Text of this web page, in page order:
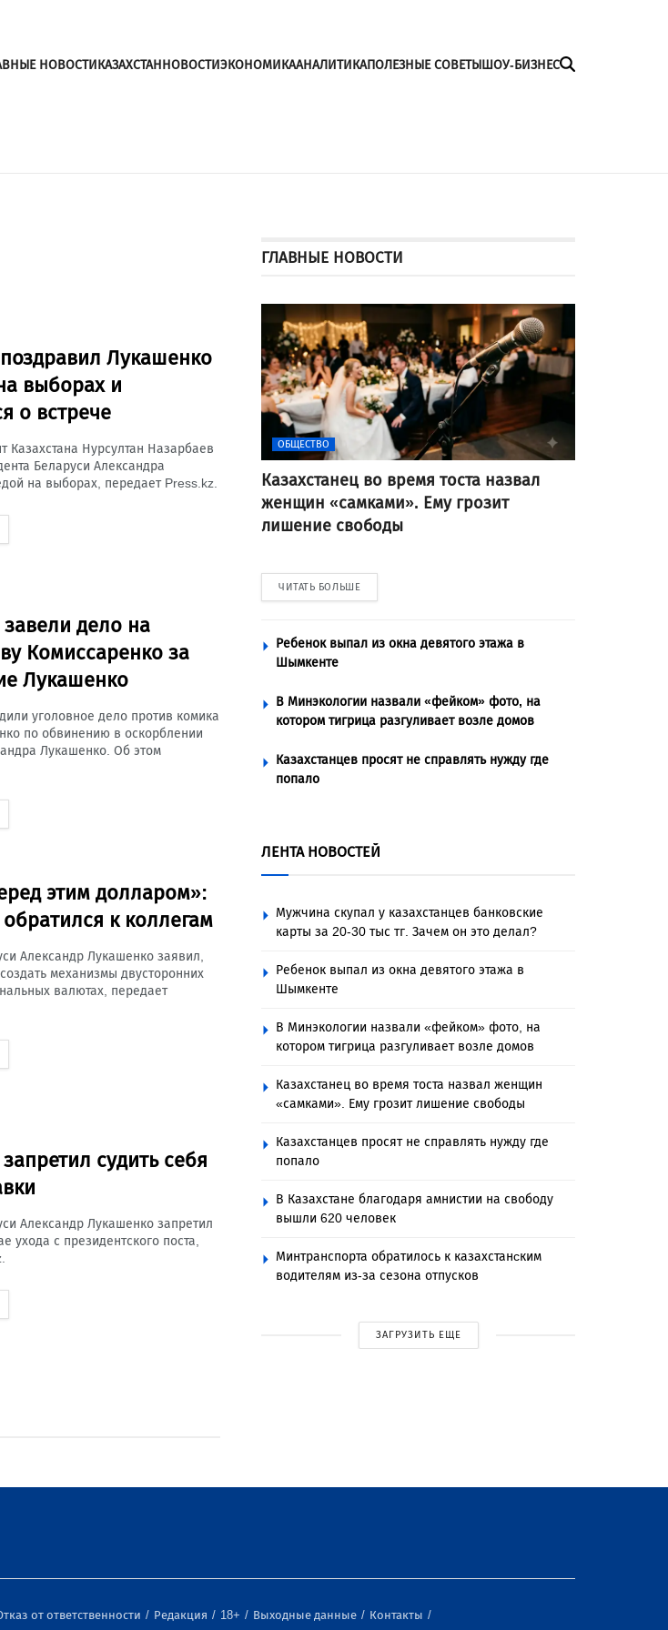
НОВОСТИКАЗАХСТАННОВОСТИЭКОНОМИКААНАЛИТИКАПОЛЕЗНЫЕ СОВЕТЫШОУ-БИЗНЕС
Лукашенко
выборах и
о встрече
Казахстана Нурсултан Назарбаев
Беларуси Александра
на выборах, передает Press.kz.
дело на
Комиссаренко за
Лукашенко
уголовное дело против комика
по обвинению в оскорблении
Лукашенко. Об этом
этим долларом»:
к коллегам
Александр Лукашенко заявил,
механизмы двусторонних
валютах, передает
судить себя
Александр Лукашенко запретил
ухода с президентского поста,
ГЛАВНЫЕ НОВОСТИ
ОБЩЕСТВО
Казахстанец во время тоста назвал
женщин «самками». Ему грозит
лишение свободы
ЧИТАТЬ БОЛЬШЕ
Ребенок выпал из окна девятого этажа в
Шымкенте
В Минэкологии назвали «фейком» фото, на
котором тигрица разгуливает возле домов
Казахстанцев просят не справлять нужду где
попало
ЛЕНТА НОВОСТЕЙ
Мужчина скупал у казахстанцев банковские
карты за 20-30 тыс тг. Зачем он это делал?
Ребенок выпал из окна девятого этажа в
Шымкенте
В Минэкологии назвали «фейком» фото, на
котором тигрица разгуливает возле домов
Казахстанец во время тоста назвал женщин
«самками». Ему грозит лишение свободы
Казахстанцев просят не справлять нужду где
попало
В Казахстане благодаря амнистии на свободу
вышли 620 человек
Минтранспорта обратилось к казахстанcким
водителям из-за сезона отпусков
ЗАГРУЗИТЬ ЕЩЕ
от ответственности Редакция 18+ Выходные данные
Контакты